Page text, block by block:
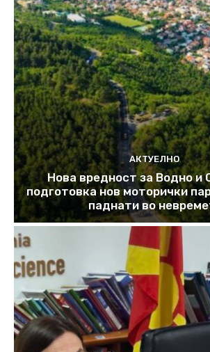
АКТУЕЛНО
Нова вредност за Водно и
подготовка нов моторички
паднати во